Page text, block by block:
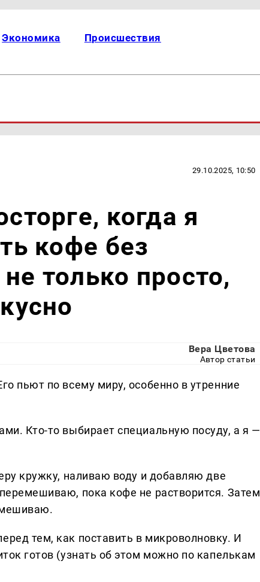
Экономика Происшествия
29.10.2025, 10:50
когда я
кофе без
только просто,
Вера Цветова
Автор статьи
пьют по всему миру, особенно в утренние
Кто-то выбирает специальную посуду, а я —
кружку, наливаю воду и добавляю две
пока кофе не растворится. Затем
тем, как поставить в микроволновку. И
готов (узнать об этом можно по капелькам